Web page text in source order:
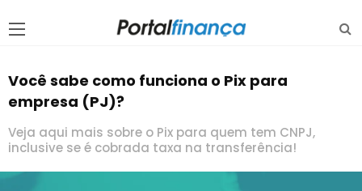
Você sabe como funciona o Pix para
empresa (PJ)?
Veja aqui mais sobre o Pix para quem tem CNPJ,
inclusive se é cobrada taxa na transferência!